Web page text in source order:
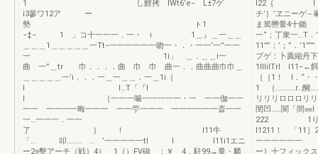
1 し鯉拷 IWt6’e− L±7ゲ
i3蓼ワ12ア ー
勢 ト1
−‡− 1 」コ十一一一．一・ i 1＿』＿一＿＿
＿＿＿1＿＿＿＿＿一Tt−一一一一一一吻一・．・一一’一”一一
一 1i」 ＿．＿＿i一
曲 一”＿tr 巾．．．．曲 巾 巾 曲一．．曲曲曲巾巾＿
＿＿＿＿＿一’i，．．一＿一＿＿．一＿1i｛
l l…T「『l
I ｛一一一噛一一一一一・一 一一伽一一
一一 一一一一晦一一一 一一苧一一一 一一一一一一斎一一
一…一一一．一一
了 ｝ ！ l11牛
「… 叩……… … ’一一一一一tl l l11i1エニ
ー2≡墾アーチ（戦｝4） 1｛）FV磁 ；￥ 4，駐99→量・麟
l22｛ l l −
チ’｝’ヱニーゲ∼
ま篤轡量4十鋤
一‘’；丁衆一…T．
11””；’；”．
プゲ⋮卜薦縮丹
1lllilTrl l11−←餌
｛｛1！ l．“
1 ｛…………r…
リリリロ
閏凹……闇「
222 1り
l1211！ 「11
一一一一一一 l
ー｝十フィック